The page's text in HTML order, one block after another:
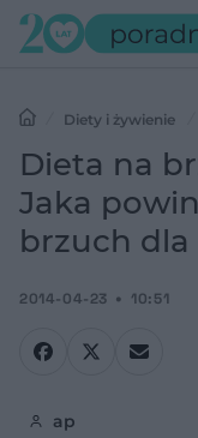
Diety i żywienie
Jaka powinna być dieta
Dieta na
Jaka
brzuch
2014-04-23 10:51
ap